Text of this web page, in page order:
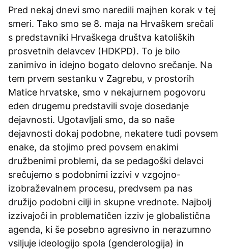
Pred nekaj dnevi smo naredili majhen korak v tej
smeri. Tako smo se 8. maja na Hrvaškem srečali
s predstavniki Hrvaškega društva katoliških
prosvetnih delavcev (HDKPD). To je bilo
zanimivo in idejno bogato delovno srečanje. Na
tem prvem sestanku v Zagrebu, v prostorih
Matice hrvatske, smo v nekajurnem pogovoru
eden drugemu predstavili svoje dosedanje
dejavnosti. Ugotavljali smo, da so naše
dejavnosti dokaj podobne, nekatere tudi povsem
enake, da stojimo pred povsem enakimi
družbenimi problemi, da se pedagoški delavci
srečujemo s podobnimi izzivi v vzgojno-
izobraževalnem procesu, predvsem pa nas
družijo podobni cilji in skupne vrednote. Najbolj
izzivajoči in problematičen izziv je globalistična
agenda, ki še posebno agresivno in nerazumno
vsiljuje ideologijo spola (genderologija) in